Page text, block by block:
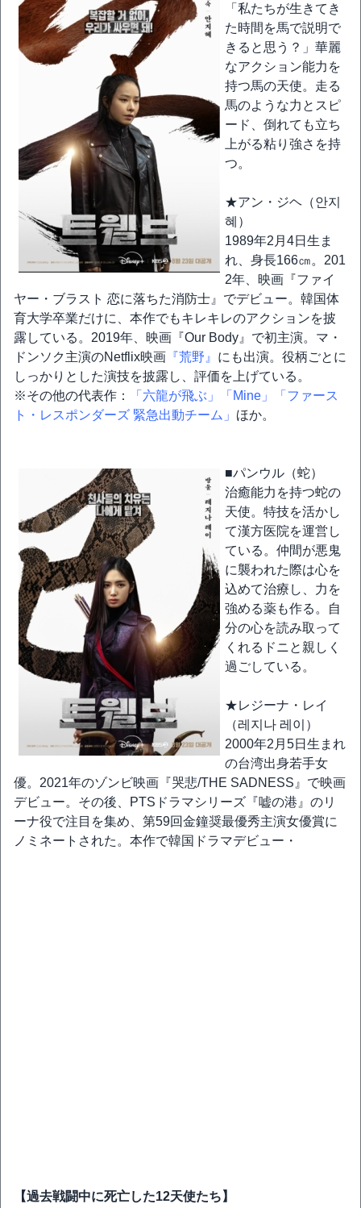
「私たちが生きてき
た時間を馬で説明で
きると思う？」華麗
なアクション能力を
持つ馬の天使。走る
馬のような力とスピ
ード、倒れても立ち
上がる粘り強さを持
つ。
★アン・ジヘ（안지
혜）
1989年2月4日生ま
れ、身長166㎝。201
2年、映画『ファイ
ヤー・ブラスト 恋に落ちた消防士』でデビュー。韓国体
育大学卒業だけに、本作でもキレキレのアクションを披
露している。2019年、映画『Our Body』で初主演。マ・
ドンソク主演のNetflix映画 『荒野』 にも出演。役柄ごとに
しっかりとした演技を披露し、評価を上げている。
※その他の代表作：
「六龍が飛ぶ」 「Mine」
「ファース
ト・レスポンダーズ 緊急出動チーム」 ほか。
■パンウル（蛇）
治癒能力を持つ蛇の
天使。特技を活かし
て漢方医院を運営し
ている。仲間が悪鬼
に襲われた際は心を
込めて治療し、力を
強める薬も作る。自
分の心を読み取って
くれるドニと親しく
過ごしている。
★レジーナ・レイ
（레지나 레이）
2000年2月5日生まれ
の台湾出身若手女
優。2021年のゾンビ映画『哭悲/THE SADNESS』で映画
デビュー。その後、PTSドラマシリーズ『嘘の港』のリ
ーナ役で注目を集め、第59回金鐘奨最優秀主演女優賞に
ノミネートされた。本作で韓国ドラマデビュー・
【過去戦闘中に死亡した12天使たち】